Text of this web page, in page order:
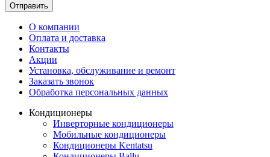
Отправить
О компании
Оплата и доставка
Контакты
Акции
Установка, обслуживание и ремонт
Заказать звонок
Обработка персональных данных
Кондиционеры
Инверторные кондиционеры
Мобильные кондиционеры
Кондиционеры Kentatsu